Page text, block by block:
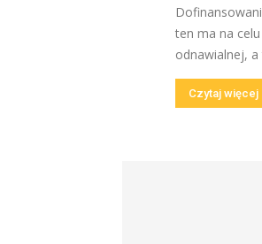
ten ma na
odnawialnej,
Czytaj więcej